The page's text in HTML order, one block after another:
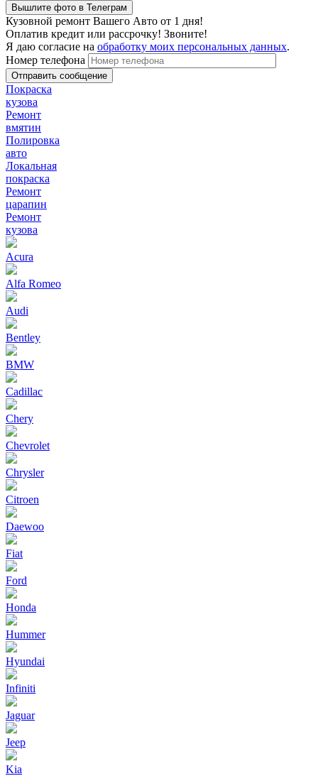
Вышлите фото в Телеграм
Кузовной ремонт Вашего Авто от 1 дня!
Оплатив кредит или рассрочку! Звоните!
Я даю согласие на обработку моих персональных данных.
Номер телефона
Покраска
кузова
Ремонт
вмятин
Полировка
авто
Локальная
покраска
Ремонт
царапин
Ремонт
кузова
Acura
Alfa Romeo
Audi
Bentley
BMW
Cadillac
Chery
Chevrolet
Chrysler
Citroen
Daewoo
Fiat
Ford
Honda
Hummer
Hyundai
Infiniti
Jaguar
Jeep
Kia